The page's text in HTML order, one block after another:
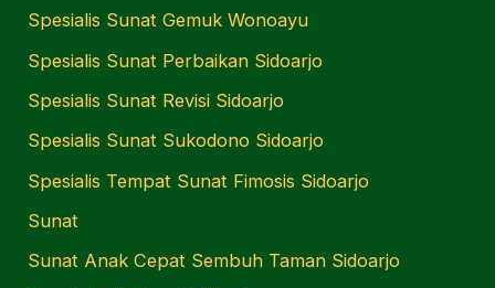
Spesialis Sunat Gemuk Wonoayu
Spesialis Sunat Perbaikan Sidoarjo
Spesialis Sunat Revisi Sidoarjo
Spesialis Sunat Sukodono Sidoarjo
Spesialis Tempat Sunat Fimosis Sidoarjo
Sunat
Sunat Anak Cepat Sembuh Taman Sidoarjo